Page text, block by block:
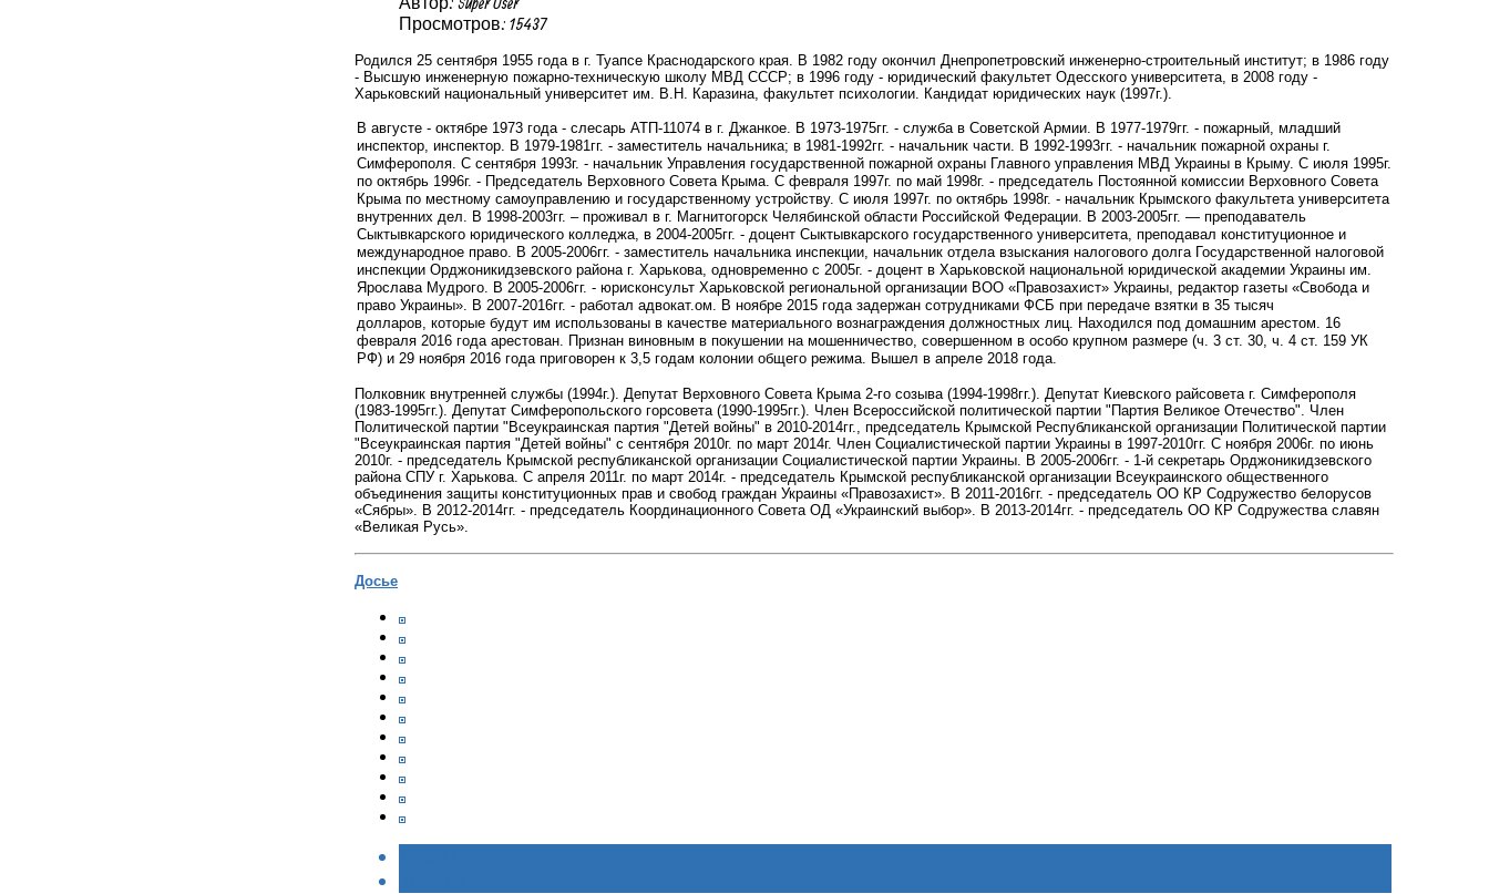
Просмотров: 15437
Родился 25 сентября 1955 года в г. Туапсе Краснодарского края. В 1982 году окончил Днепропетровский инженерно-строительный институт; в 1986 году
- Высшую инженерную пожарно-техническую школу МВД СССР; в 1996 году - юридический факультет Одесского университета, в 2008 году -
Харьковский национальный университет им. В.Н. Каразина, факультет психологии. Кандидат юридических наук (1997г.).
В августе - октябре 1973 года - слесарь АТП-11074 в г. Джанкое. В 1973-1975гг. - служба в Советской Армии. В 1977-1979гг. - пожарный, младший
инспектор, инспектор. В 1979-1981гг. - заместитель начальника; в 1981-1992гг. - начальник части. В 1992-1993гг. - начальник пожарной охраны г.
Симферополя. С сентября 1993г. - начальник Управления государственной пожарной охраны Главного управления МВД Украины в Крыму. С июля 1995г.
по октябрь 1996г. - Председатель Верховного Совета Крыма. С февраля 1997г. по май 1998г. - председатель Постоянной комиссии Верховного Совета
Крыма по местному самоуправлению и государственному устройству. С июля 1997г. по октябрь 1998г. - начальник Крымского факультета университета
внутренних дел. В 1998-2003гг. – проживал в г. Магнитогорск Челябинской области Российской Федерации. В 2003-2005гг. — преподаватель
Сыктывкарского юридического колледжа, в 2004-2005гг. - доцент Сыктывкарского государственного университета, преподавал конституционное и
международное право. В 2005-2006гг. - заместитель начальника инспекции, начальник отдела взыскания налогового долга Государственной налоговой
инспекции Орджоникидзевского района г. Харькова, одновременно с 2005г. - доцент в Харьковской национальной юридической академии Украины им.
Ярослава Мудрого. В 2005-2006гг. - юрисконсульт Харьковской региональной организации ВОО «Правозахист» Украины, редактор газеты «Свобода и
право Украины». В 2007-2016гг. - работал адвокат.ом. В ноябре 2015 года задержан сотрудниками ФСБ при передаче взятки в 35 тысяч
долларов, которые будут им использованы в качестве материального вознаграждения должностных лиц. Находился под домашним арестом. 16
февраля 2016 года арестован.
Признан виновным в покушении на мошенничество, совершенном в особо крупном размере (ч. 3 ст. 30, ч. 4 ст. 159 УК
РФ) и 29 ноября 2016 года приговорен к 3,5 годам колонии общего режима. Вышел в апреле 2018 года.
Полковник внутренней службы (1994г.). Депутат Верховного Совета Крыма 2-го созыва (1994-1998гг.). Депутат Киевского райсовета г. Симферополя
(1983-1995гг.). Депутат Симферопольского горсовета (1990-1995гг.). Член Всероссийской политической партии "Партия Великое Отечество". Член
Политической партии "Всеукраинская партия "Детей войны" в 2010-2014гг., председатель Крымской Республиканской организации Политической партии
"Всеукраинская партия "Детей войны" с сентября 2010г. по март 2014г. Член Социалистической партии Украины в 1997-2010гг. С ноября 2006г. по июнь
2010г. - председатель Крымской республиканской организации Социалистической партии Украины. В 2005-2006гг. - 1-й секретарь Орджоникидзевского
района СПУ г. Харькова. С апреля 2011г. по март 2014г. - председатель Крымской республиканской организации Всеукраинского общественного
объединения защиты конституционных прав и свобод граждан Украины «Правозахист». В 2011-2016гг. - председатель ОО КР Содружество белорусов
«Сябры». В 2012-2014гг. - председатель Координационного Совета ОД «Украинский выбор». В 2013-2014гг. - председатель ОО КР Содружества славян
«Великая Русь».
Досье